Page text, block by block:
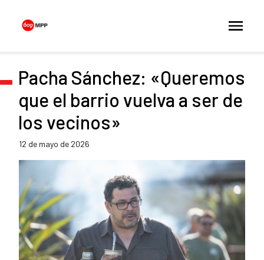
Pacha Sánchez: «Queremos
que el barrio vuelva a ser de
los vecinos»
12 de mayo de 2026